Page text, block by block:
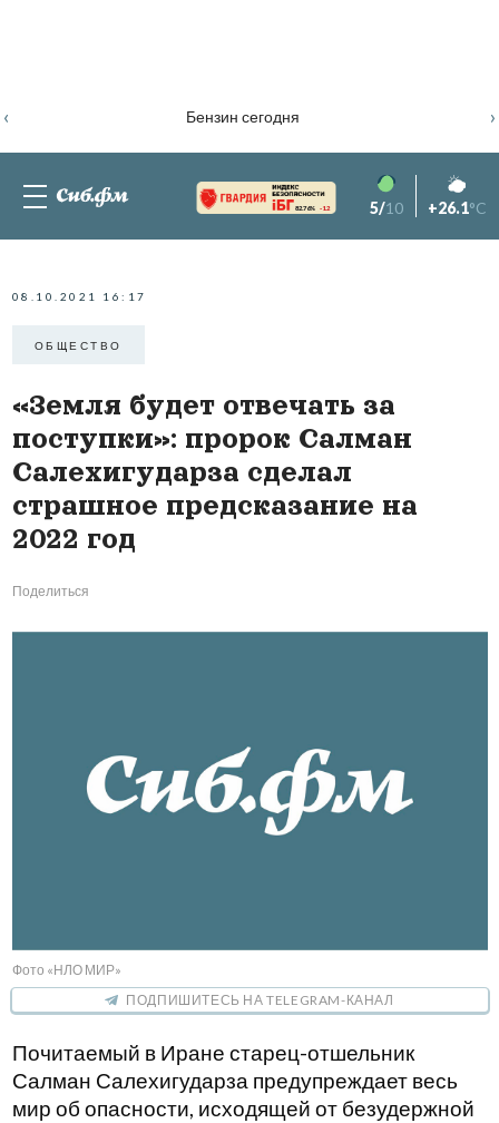
Бензин сегодня
‹ ›
82.76% -1.2 5/10 +26.1°C
08.10.2021 16:17
ОБЩЕСТВО
«Земля будет отвечать за
поступки»: пророк Салман
Салехигударза сделал
страшное предсказание на
2022 год
Поделиться
Фото «НЛО МИР»
ПОДПИШИТЕСЬ НА TELEGRAM-КАНАЛ
Почитаемый в Иране старец-отшельник
Салман Салехигударза предупреждает весь
мир об опасности, исходящей от безудержной